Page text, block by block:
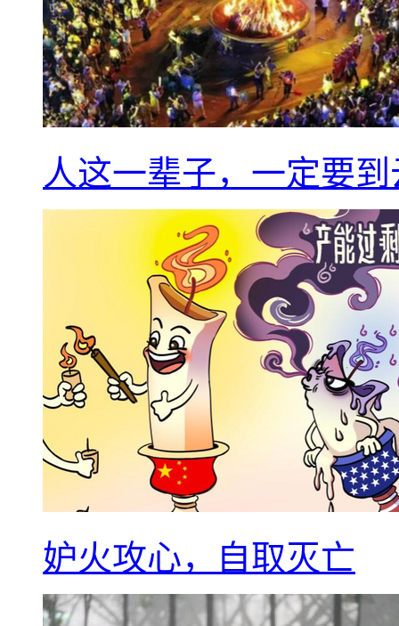
人这一辈子，一定要
妒火攻心，自取灭亡